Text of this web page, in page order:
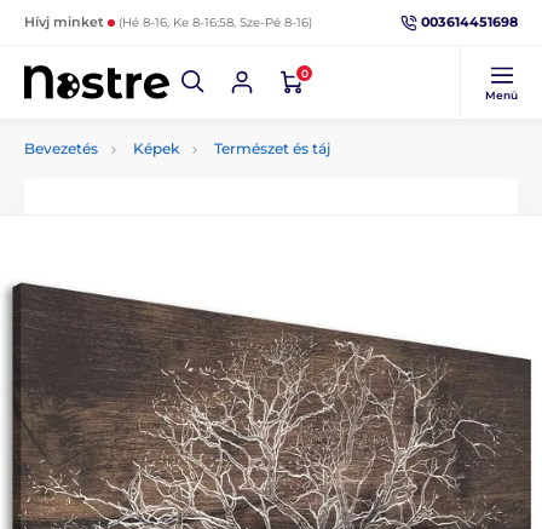
Hívj minket (Hé 8-16, Ke 8-16:58, Sze-Pé 8-16) 003614451698
0
Menü
Bevezetés Képek Természet és táj